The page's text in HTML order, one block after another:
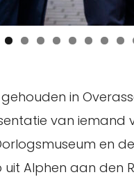
in
van
en
Alphen aan den